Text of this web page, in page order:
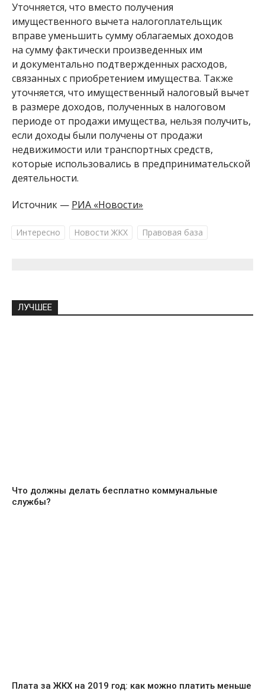
Уточняется, что вместо получения
имущественного вычета налогоплательщик
вправе уменьшить сумму облагаемых доходов
на сумму фактически произведенных им
и документально подтвержденных расходов,
связанных с приобретением имущества. Также
уточняется, что имущественный налоговый вычет
в размере доходов, полученных в налоговом
периоде от продажи имущества, нельзя получить,
если доходы были получены от продажи
недвижимости или транспортных средств,
которые использовались в предпринимательской
деятельности.
Источник — РИА «Новости»
Интересно Новости ЖКХ Правовая база
ЛУЧШЕЕ
Что должны делать бесплатно коммунальные
службы?
Плата за ЖКХ на 2019 год: как можно платить меньше